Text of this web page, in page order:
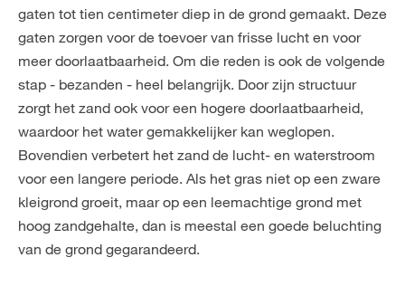
gaten tot tien centimeter diep in de grond gemaakt. Deze
gaten zorgen voor de toevoer van frisse lucht en voor
meer doorlaatbaarheid. Om die reden is ook de volgende
stap - bezanden - heel belangrijk. Door zijn structuur
zorgt het zand ook voor een hogere doorlaatbaarheid,
waardoor het water gemakkelijker kan weglopen.
Bovendien verbetert het zand de lucht- en waterstroom
voor een langere periode. Als het gras niet op een zware
kleigrond groeit, maar op een leemachtige grond met
hoog zandgehalte, dan is meestal een goede beluchting
van de grond gegarandeerd.